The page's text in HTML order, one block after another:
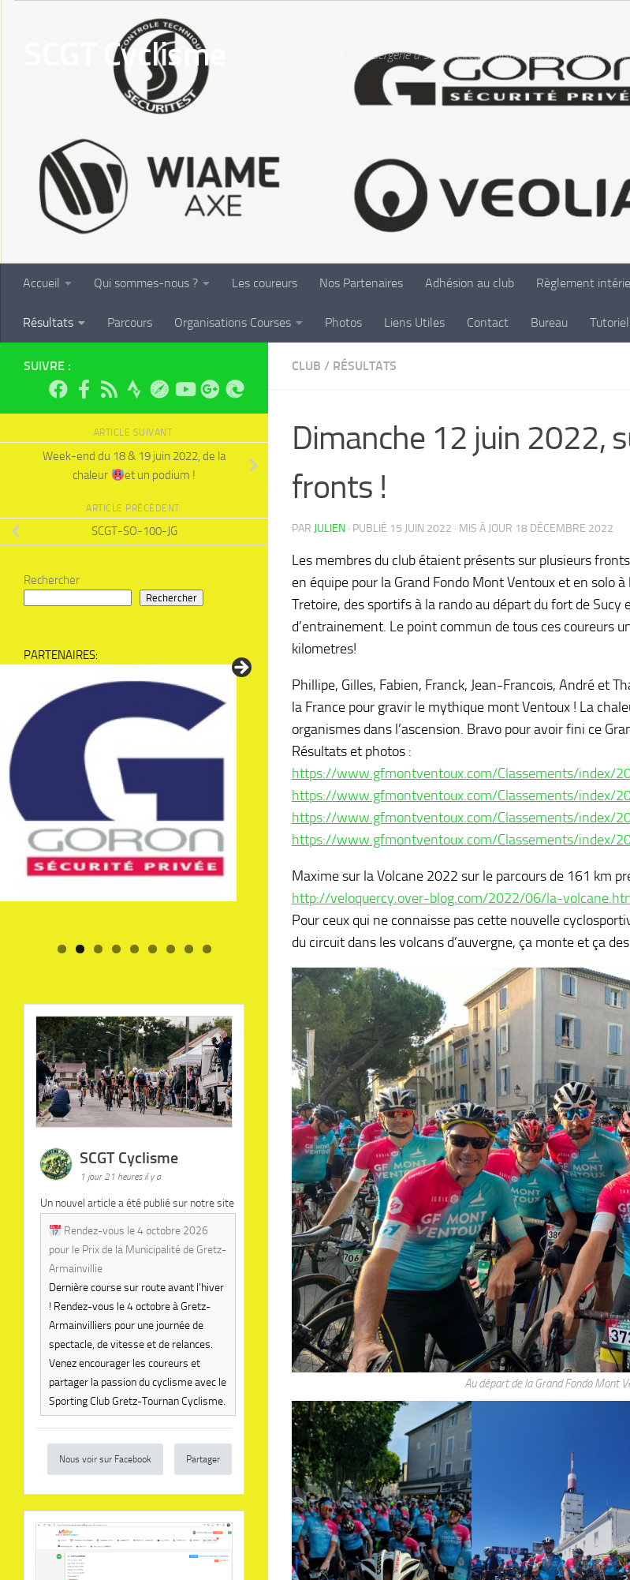
SCGT Cyclisme Le Dimanche, départ à La Bergerie à 9h00. Circuits disponibles ici. Le
Accueil Qui sommes-nous ? Les coureurs Nos Partenaires Adhésion au club Règlement
Résultats Parcours Organisations Courses Photos Liens Utiles Contact Bureau
CLUB / RÉSULTATS
Dimanche 12 juin 2022,
fronts !
PAR JULIEN · PUBLIÉ 15 JUIN 2022 · MIS À JOUR 18 DÉCEMBRE 2022
Les membres du club étaient présents sur plusieurs
en équipe pour la Grand Fondo Mont Ventoux et en solo
Tretoire, des sportifs à la rando au départ du fort de Sucy
d’entrainement. Le point commun de tous ces coureurs
kilometres!
Phillipe, Gilles, Fabien, Franck, Jean-Francois, André et
la France pour gravir le mythique mont Ventoux ! La
organismes dans l’ascension. Bravo pour avoir fini ce
Résultats et photos :
https://www.gfmontventoux.com/Classements/index/
https://www.gfmontventoux.com/Classements/index/
https://www.gfmontventoux.com/Classements/index/
https://www.gfmontventoux.com/Classements/index/
Maxime sur la Volcane 2022 sur le parcours de 161 km
http://veloquercy.over-blog.com/2022/06/la-
Pour ceux qui ne connaisse pas cette nouvelle
du circuit dans les volcans d’auvergne, ça monte et ça
Au départ de la Grand Fondo Mont
SUIVRE :
ARTICLE SUIVANT
Week-end du 18 & 19 juin 2022, de la
chaleur
et un podium !
ARTICLE PRÉCÉDENT
SCGT-SO-100-JG
Rechercher
Rechercher
PARTENAIRES:
SCGT Cyclisme
1 jour 21 heures il y a
Un nouvel article a été publié sur notre site
Rendez-vous le 4 octobre 2026
pour le Prix de la Municipalité de Gretz-
Armainvillie
Dernière course sur route avant l'hiver
! Rendez-vous le 4 octobre à Gretz-
Armainvilliers pour une journée de
spectacle, de vitesse et de relances.
Venez encourager les coureurs et
partager la passion du cyclisme avec le
Sporting Club Gretz-Tournan Cyclisme.
Nous voir sur Facebook Partager